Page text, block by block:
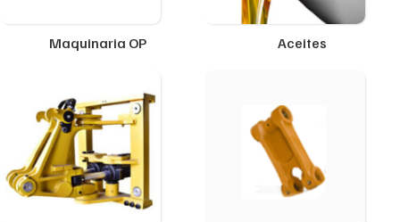
Maquinaria OP Aceites